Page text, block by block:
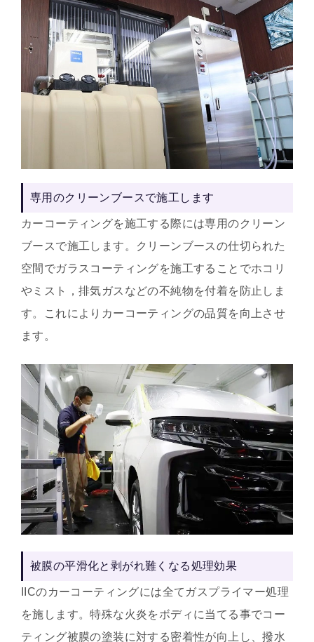
専用のクリーンブースで施工します
カーコーティングを施工する際には専用のクリーン
ブースで施工します。クリーンブースの仕切られた
空間でガラスコーティングを施工することでホコリ
やミスト，排気ガスなどの不純物を付着を防止しま
す。これによりカーコーティングの品質を向上させ
ます。
被膜の平滑化と剥がれ難くなる処理効果
IICのカーコーティングには全てガスプライマー処理
を施します。特殊な火炎をボディに当てる事でコー
ティング被膜の塗装に対する密着性が向上し、撥水